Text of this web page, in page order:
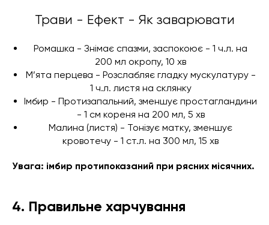
Трави - Ефект - Як заварювати
Ромашка - Знімає спазми, заспокоює - 1 ч.л. на
200 мл окропу, 10 хв
М’ята перцева - Розслабляє гладку мускулатуру -
1 ч.л. листя на склянку
Імбир - Протизапальний, зменшує простагландини
- 1 см кореня на 200 мл, 5 хв
Малина (листя) - Тонізує матку, зменшує
кровотечу - 1 ст.л. на 300 мл, 15 хв
Увага: імбир протипоказаний при рясних місячних.
4. Правильне харчування